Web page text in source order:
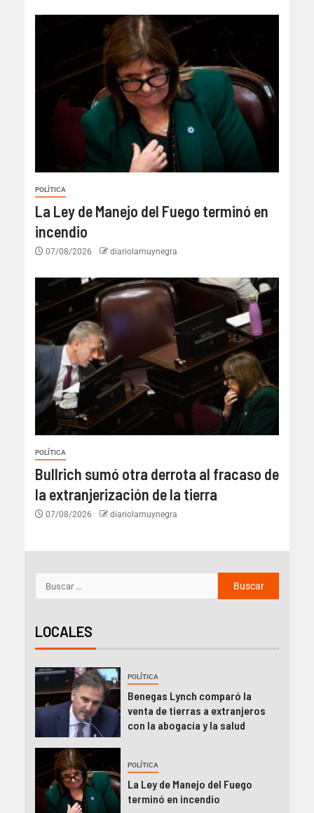
POLÍTICA
La Ley de Manejo del Fuego terminó en
incendio
07/08/2026 diariolamuynegra
POLÍTICA
Bullrich sumó otra derrota al fracaso de
la extranjerización de la tierra
07/08/2026 diariolamuynegra
LOCALES
POLÍTICA
Benegas Lynch comparó la
venta de tierras a extranjeros
con la abogacía y la salud
POLÍTICA
La Ley de Manejo del Fuego
terminó en incendio